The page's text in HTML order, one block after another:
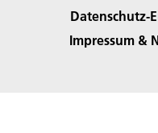
Datenschutz-
Impressum &